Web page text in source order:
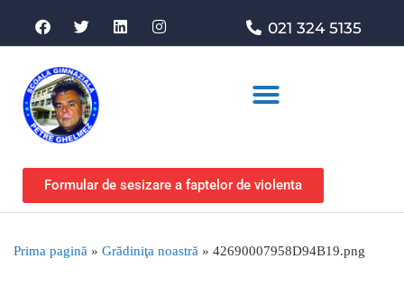
021 324 5135
Formular de sesizare a faptelor de violenta
Prima pagină » Grădiniţa noastră » 42690007958D94B19.png